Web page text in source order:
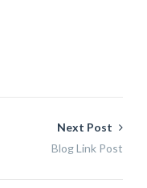
Next Post
Blog Link Post